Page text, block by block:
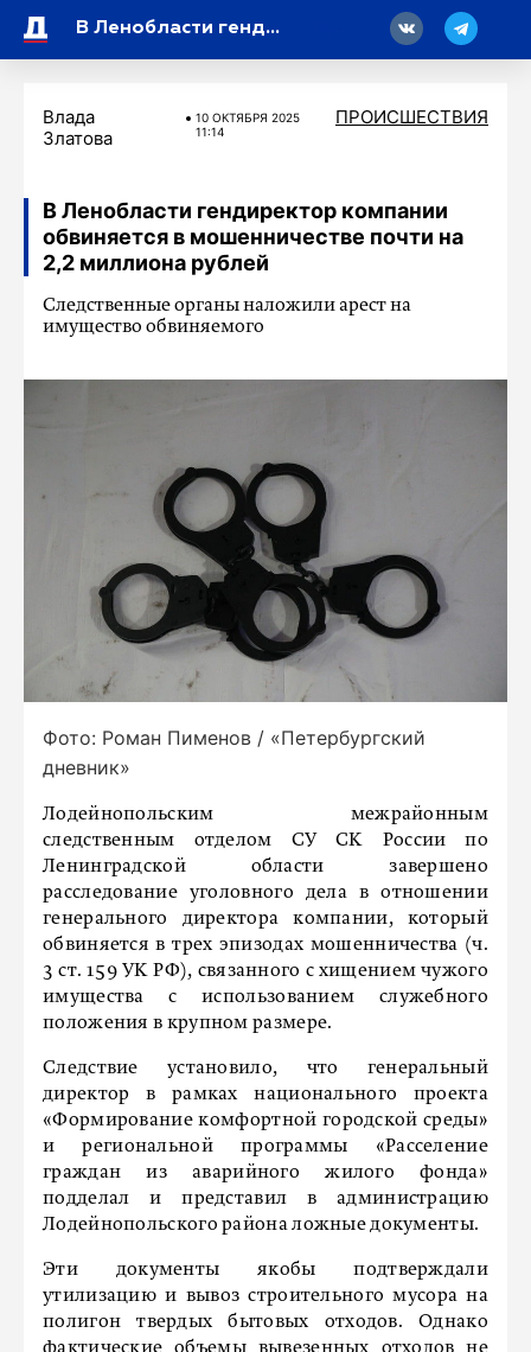
В Ленобласти гендиректор компании обвиняется в мошенничестве почти на 2,2 миллиона рублей
Влада
Златова
10 ОКТЯБРЯ 2025
11:14
ПРОИСШЕСТВИЯ
В Ленобласти гендиректор компании
обвиняется в мошенничестве почти на
2,2 миллиона рублей
Следственные органы наложили арест на
имущество обвиняемого
Фото: Роман Пименов / «Петербургский
дневник»
Лодейнопольским межрайонным
следственным отделом СУ СК России по
Ленинградской области завершено
расследование уголовного дела в отношении
генерального директора компании, который
обвиняется в трех эпизодах мошенничества (ч.
3 ст. 159 УК РФ), связанного с хищением чужого
имущества с использованием служебного
положения в крупном размере.
Следствие установило, что генеральный
директор в рамках национального проекта
«Формирование комфортной городской среды»
и региональной программы «Расселение
граждан из аварийного жилого фонда»
подделал и представил в администрацию
Лодейнопольского района ложные документы.
Эти документы якобы подтверждали
утилизацию и вывоз строительного мусора на
полигон твердых бытовых отходов. Однако